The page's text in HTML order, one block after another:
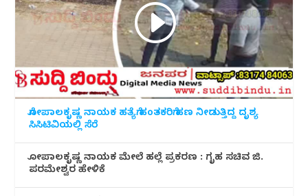
ಗೋಪಾಲಕೃಷ್ಣ ನಾಯಕ ಹತ್ಯೆಗೆ ಹಂತಕರಿಗೆ ಹಣ ನೀಡುತ್ತಿದ್ದ ದೃಶ್ಯ
ಸಿಸಿಟಿವಿಯಲ್ಲಿ ಸೆರೆ
ಗೋಪಾಲಕೃಷ್ಣ ನಾಯಕ ಮೇಲೆ ಹಲ್ಲೆ ಪ್ರಕರಣ : ಗೃಹ ಸಚಿವ ಜಿ.
ಪರಮೇಶ್ವರ ಹೇಳಿಕೆ